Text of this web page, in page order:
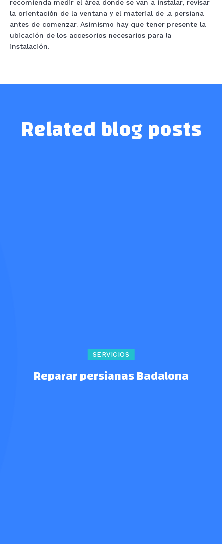
recomienda medir el área donde se van a instalar, revisar
la orientación de la ventana y el material de la persiana
antes de comenzar. Asimismo hay que tener presente la
ubicación de los accesorios necesarios para la
instalación.
Related blog posts
SERVICIOS
Reparar persianas Badalona